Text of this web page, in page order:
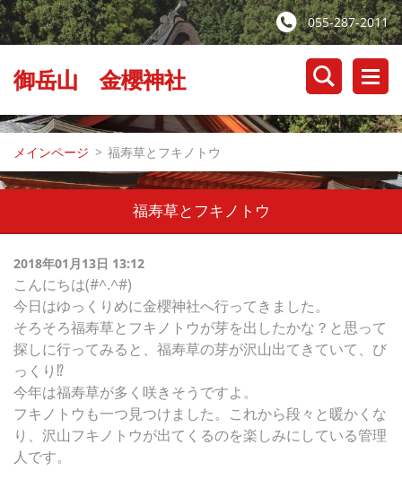
055-287-2011
御岳山 金櫻神社
メインページ > 福寿草とフキノトウ
福寿草とフキノトウ
2018年01月13日 13:12
こんにちは(#^.^#)
今日はゆっくりめに金櫻神社へ行ってきました。
そろそろ福寿草とフキノトウが芽を出したかな？と思って
探しに行ってみると、福寿草の芽が沢山出てきていて、び
っくり ⁉️
今年は福寿草が多く咲きそうですよ。
フキノトウも一つ見つけました。これから段々と暖かくな
り、沢山フキノトウが出てくるのを楽しみにしている管理
人です。